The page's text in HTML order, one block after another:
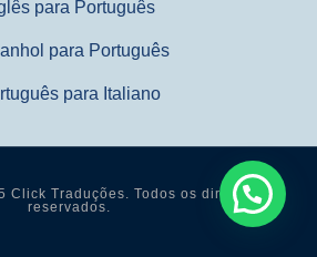
para Português
para Português
para Italiano
Click Traduções. Todos os direitos
reservados.